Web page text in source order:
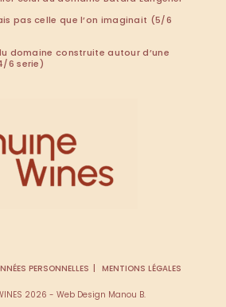
pas celle que l’on imaginait (5/6
domaine construite autour d’une
6 serie)
PERSONNELLES MENTIONS LÉGALES
2026 - Web Design Manou B.